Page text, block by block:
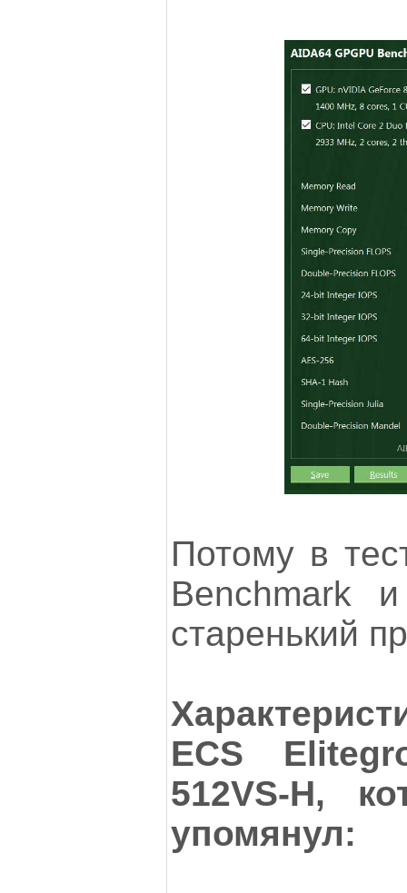
Потому в
Benchmark
старенький
ECS
512VS-H,
упомянул: